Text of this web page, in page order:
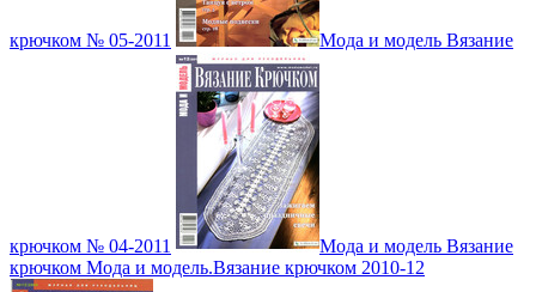
крючком № 05-2011 Мода и модель Вязание
крючком № 04-2011
Мода и модель Вязание
крючком Мода и модель.Вязание крючком 2010-12